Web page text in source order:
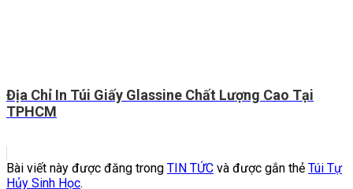
Địa Chỉ In Túi Giấy Glassine Chất Lượng Cao Tại
TPHCM
Bài viết này được đăng trong TIN TỨC và được gắn thẻ Túi Tự
Hủy Sinh Học.